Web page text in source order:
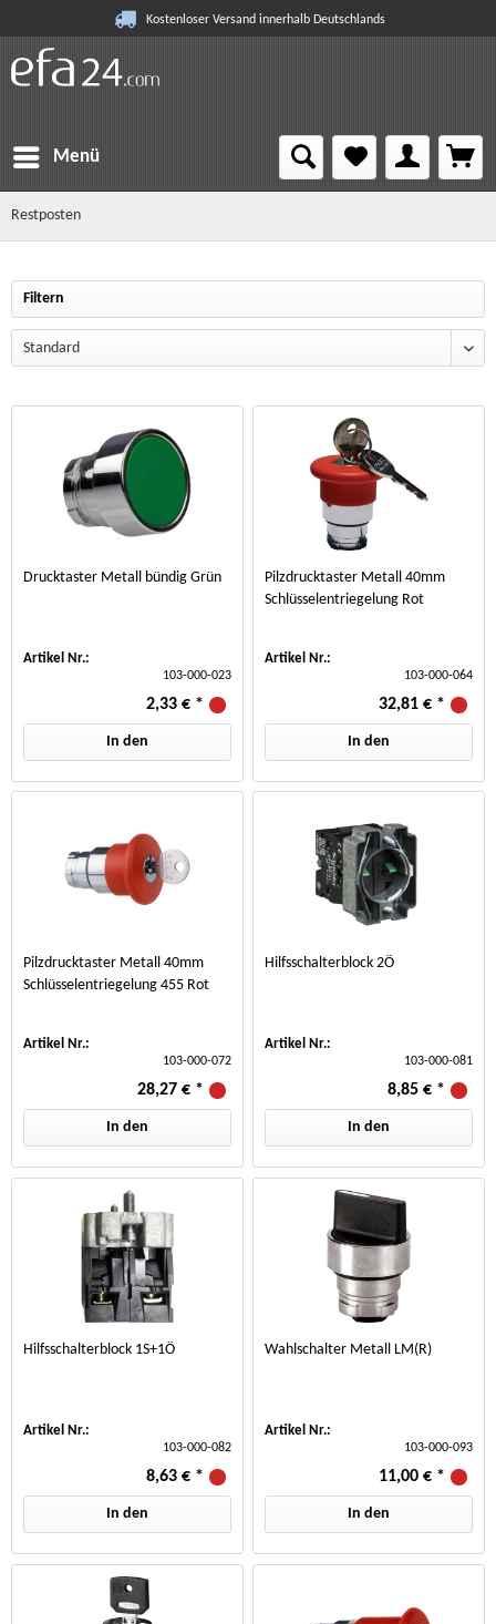
Kostenloser Versand innerhalb Deutschlands
Menü
Restposten
Filtern
Drucktaster Metall bündig Grün
Artikel Nr.:
103-000-023
2,33 € *
In den
Pilzdrucktaster Metall 40mm
Schlüsselentriegelung Rot
Artikel Nr.:
103-000-064
32,81 € *
In den
Pilzdrucktaster Metall 40mm
Schlüsselentriegelung 455 Rot
Artikel Nr.:
103-000-072
28,27 € *
In den
Hilfsschalterblock 2Ö
Artikel Nr.:
103-000-081
8,85 € *
In den
Hilfsschalterblock 1S+1Ö
Artikel Nr.:
103-000-082
8,63 € *
In den
Wahlschalter Metall LM(R)
Artikel Nr.:
103-000-093
11,00 € *
In den